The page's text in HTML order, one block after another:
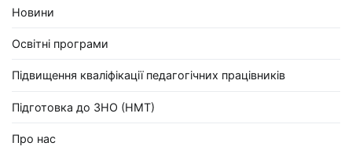
Новини
Освітні програми
Підвищення кваліфікації педагогічних працівників
Підготовка до ЗНО (НМТ)
Про нас